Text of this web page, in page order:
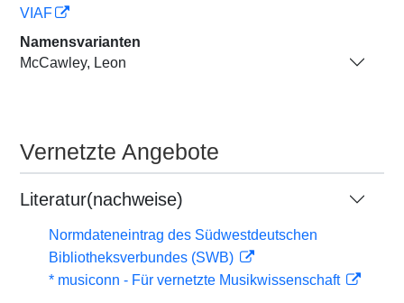
VIAF
Namensvarianten
McCawley, Leon
Vernetzte Angebote
Literatur(nachweise)
Normdateneintrag des Südwestdeutschen
Bibliotheksverbundes (SWB)
* musiconn - Für vernetzte Musikwissenschaft